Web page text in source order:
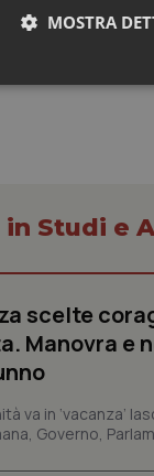
Studi e
scelte
Manovra e
va in ‘vacanza’
Governo,
MOSTRA
Nome